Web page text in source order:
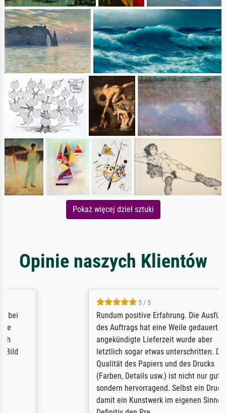
Pokaż więcej dzieł sztuki
Opinie naszych Klientów
Rundum positive Erfahrung. Die Ausführung
des Auftrags hat eine Weile gedauert, die
angekündigte Lieferzeit wurde aber
letztlich sogar etwas unterschritten. Die
Qualität des Papiers und des Drucks
(Farben, Details usw.) ist nicht nur gut,
sondern hervorragend. Selbst ein Druck ist
damit ein Kunstwerk im eigenen Sinne.